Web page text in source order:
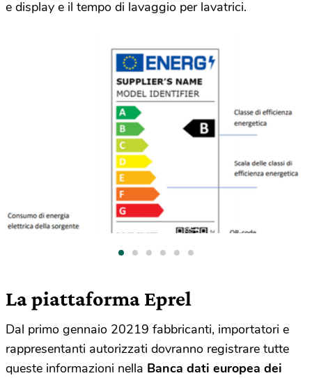
e display e il tempo di lavaggio per lavatrici.
La piattaforma Eprel
Dal primo gennaio 20219 fabbricanti, importatori e
rappresentanti autorizzati dovranno registrare tutte
queste informazioni nella Banca dati europea dei